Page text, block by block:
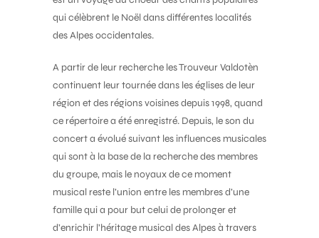
qui célèbrent le Noël dans différentes localités
des Alpes occidentales.
A partir de leur recherche les Trouveur Valdotèn
continuent leur tournée dans les églises de leur
région et des régions voisines depuis 1998, quand
ce répertoire a été enregistré. Depuis, le son du
concert a évolué suivant les influences musicales
qui sont à la base de la recherche des membres
du groupe, mais le noyaux de ce moment
musical reste l’union entre les membres d’une
famille qui a pour but celui de prolonger et
d’enrichir l’héritage musical des Alpes à travers